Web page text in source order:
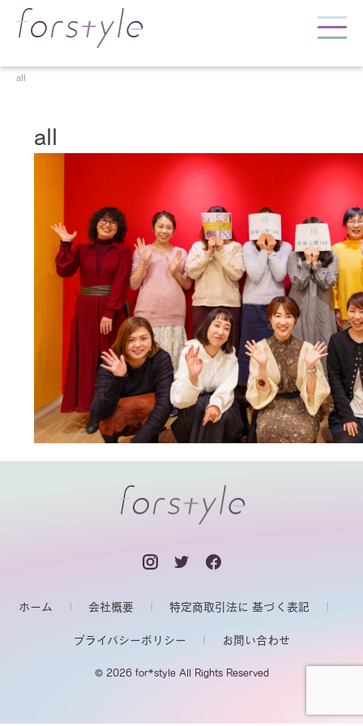
all
all
ホーム 会社概要 特定商取引法に 基づく表記
プライバシーポリシー お問い合わせ
© 2026 for*style All Rights Reserved